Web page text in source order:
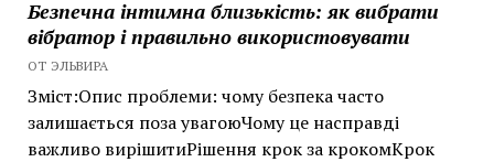
Безпечна інтимна близькість: як вибрати
вібратор і правильно використовувати
ОТ ЭЛЬВИРА
Зміст:Опис проблеми: чому безпека часто
залишається поза увагоюЧому це насправді
важливо вирішитиРішення крок за крокомКрок